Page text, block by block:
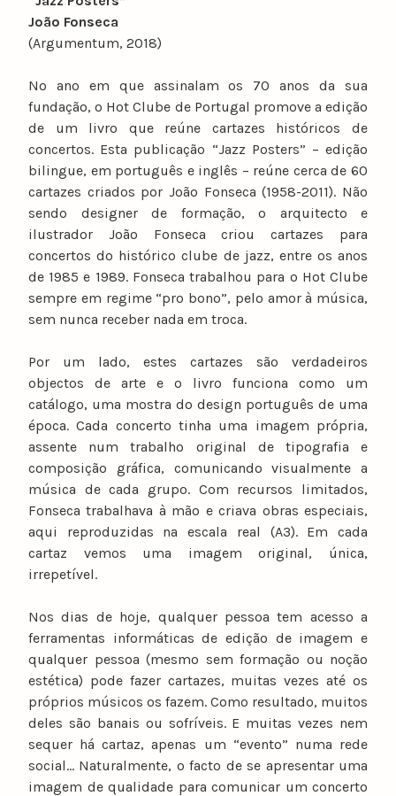
João Fonseca
(Argumentum, 2018)
No ano em que assinalam os 70 anos da sua
fundação, o Hot Clube de Portugal promove a edição
de um livro que reúne cartazes históricos de
concertos. Esta publicação “Jazz Posters” – edição
bilingue, em português e inglês – reúne cerca de 60
cartazes criados por João Fonseca (1958-2011). Não
sendo designer de formação, o arquitecto e
ilustrador João Fonseca criou cartazes para
concertos do histórico clube de jazz, entre os anos
de 1985 e 1989. Fonseca trabalhou para o Hot Clube
sempre em regime “pro bono”, pelo amor à música,
sem nunca receber nada em troca.
Por um lado, estes cartazes são verdadeiros
objectos de arte e o livro funciona como um
catálogo, uma mostra do design português de uma
época. Cada concerto tinha uma imagem própria,
assente num trabalho original de tipografia e
composição gráfica, comunicando visualmente a
música de cada grupo. Com recursos limitados,
Fonseca trabalhava à mão e criava obras especiais,
aqui reproduzidas na escala real (A3). Em cada
cartaz vemos uma imagem original, única,
irrepetível.
Nos dias de hoje, qualquer pessoa tem acesso a
ferramentas informáticas de edição de imagem e
qualquer pessoa (mesmo sem formação ou noção
estética) pode fazer cartazes, muitas vezes até os
próprios músicos os fazem. Como resultado, muitos
deles são banais ou sofríveis. E muitas vezes nem
sequer há cartaz, apenas um “evento” numa rede
social… Naturalmente, o facto de se apresentar uma
imagem de qualidade para comunicar um concerto